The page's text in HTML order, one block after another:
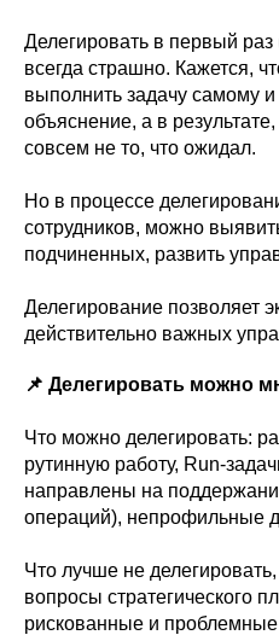
Делегировать в первый
всегда страшно. Кажется,
выполнить задачу самому
объяснение, а в
совсем не то, что ожидал.
Но в процессе
сотрудников, можно
подчиненных, развить
Делегирование позволяет
действительно важных
📌 Делегировать можно
Что можно делегировать:
рутинную работу, Run-
направлены на
операций), непрофильные
Что лучше не
вопросы стратегического
рискованные и